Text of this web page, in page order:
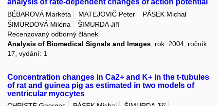
analysis of rate-dependent changes of action potential
BÉBAROVÁ Markéta MATEJOVIČ Peter
PÁSEK Michal
ŠIMURDOVÁ Milena
ŠIMURDA Jiří
Recenzovaný odborný článek
Analysis of Biomedical Signals and Images , rok: 2004, ročník:
17, vydání: 1
Concentration changes in Ca2+ and K+ in the t-tubules
of rat and guinea pig as estimated in two models of
ventricular myocytes